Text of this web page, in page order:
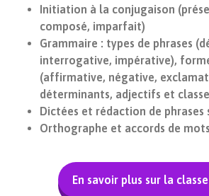
Initiation à la conjugaison
composé, imparfait)
Grammaire : types de phrases
interrogative, impérative),
(affirmative, négative,
déterminants, adjectifs et
Dictées et rédaction de phrases
Orthographe et accords de
En savoir plus sur la classe